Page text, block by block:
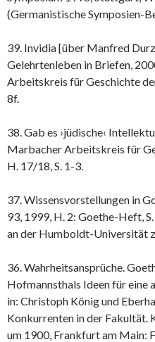
(Germanistische Symposien-
39. Invidia [über Manfred
Gelehrtenleben in Briefen,
Arbeitskreis für Geschichte
8f.
38. Gab es ›jüdische‹
Marbacher Arbeitskreis für
H. 17/18, S. 1-3.
37. Wissensvorstellungen in
93, 1999, H. 2: Goethe-Heft,
an der Humboldt-Universität
36. Wahrheitsansprüche.
Hofmannsthals Ideen für eine
in: Christoph König und
Konkurrenten in der Fakultät.
um 1900, Frankfurt am Main: